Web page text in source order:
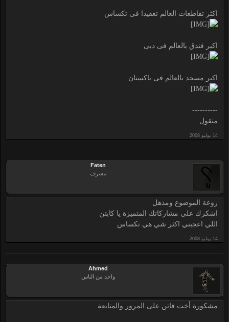
اكثر تقاطعات العالم تعقيدا فى تكساس
اكبر فندق بالعالم فى دبى
اكبر مسجد بالعالم فى باكستان
----------
منقول​
Faten
مشرف
روعة الموضوع ومذهل
اشكرك على مشاركاتك المتميزة يا كابتن
اللي اعجبني اكثر شي هي تكساس
Ahmed
واحد من الناس
مشكورة أخت فاتن على المرور والمتابعة